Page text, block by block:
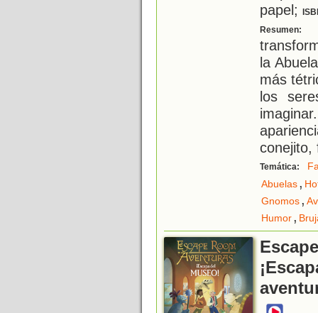
papel;
Resumen:
la
más
los
conejito,
Temática:
Abuelas,
Gnomos,
Humor,